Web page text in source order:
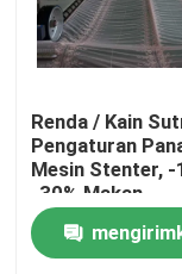
Tur Pabrik
Kontrol kualitas
Hubungi kami
Berita
Renda / Kain
Pengaturan
Mesin Stenter, -
-30% Makan
berlebihan,
Padder